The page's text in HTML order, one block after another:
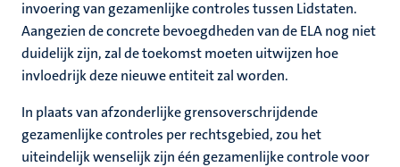
invoering van gezamenlijke controles tussen Lidstaten.
Aangezien de concrete bevoegdheden van de ELA nog niet
duidelijk zijn, zal de toekomst moeten uitwijzen hoe
invloedrijk deze nieuwe entiteit zal worden.
In plaats van afzonderlijke grensoverschrijdende
gezamenlijke controles per rechtsgebied, zou het
uiteindelijk wenselijk zijn één gezamenlijke controle voor